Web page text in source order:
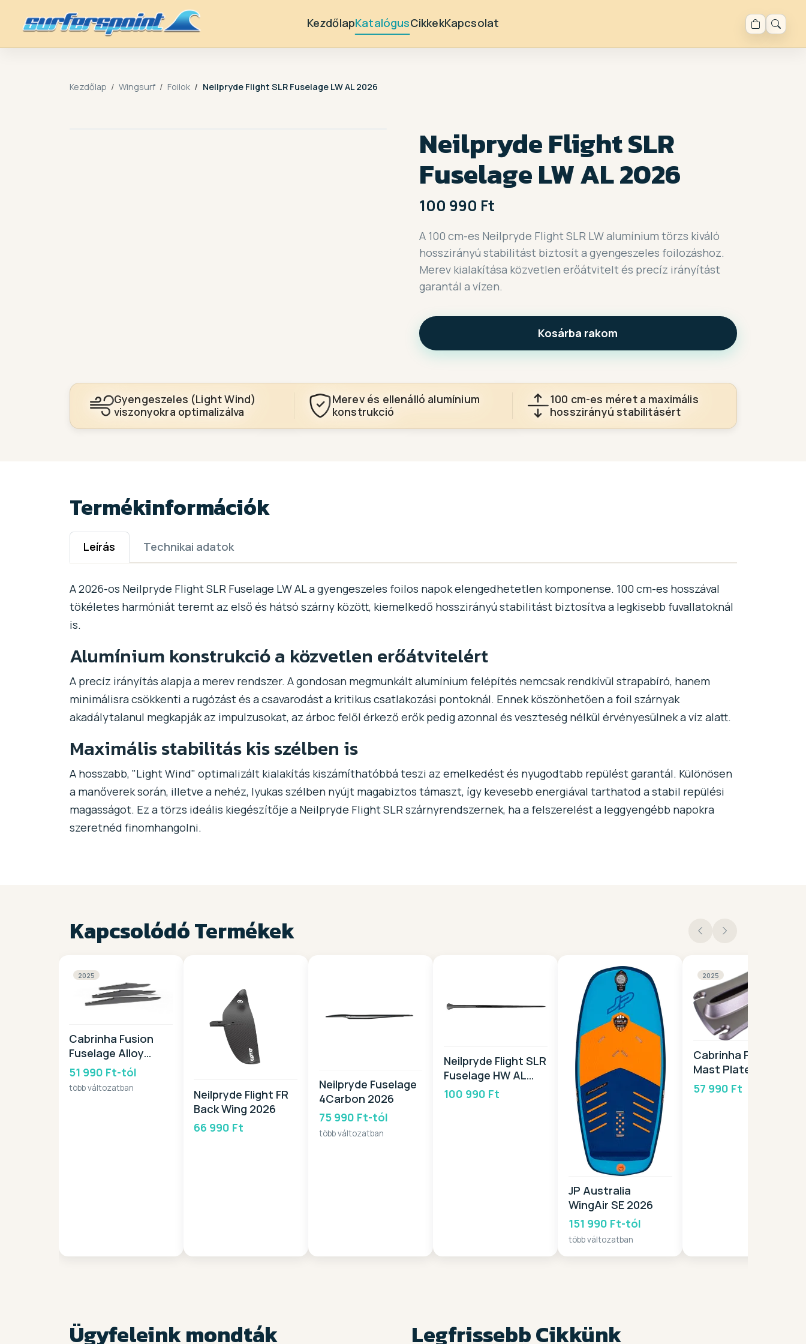
KezdőlapKatalógusCikkekKapcsolat
Kezdőlap Wingsurf Foilok Neilpryde Flight SLR Fuselage LW AL 2026
Neilpryde Flight SLR
Fuselage LW AL 2026
100 990 Ft
A 100 cm-es Neilpryde Flight SLR LW alumínium törzs kiváló
hosszirányú stabilitást biztosít a gyengeszeles foilozáshoz.
Merev kialakítása közvetlen erőátvitelt és precíz irányítást
garantál a vízen.
Kosárba rakom
Gyengeszeles (Light Wind)
viszonyokra optimalizálva
Merev és ellenálló alumínium
konstrukció
100 cm-es méret a maximális
hosszirányú stabilitásért
Termékinformációk
Leírás Technikai adatok
A 2026-os Neilpryde Flight SLR Fuselage LW AL a gyengeszeles foilos napok elengedhetetlen komponense. 100 cm-es hosszával
tökéletes harmóniát teremt az első és hátsó szárny között, kiemelkedő hosszirányú stabilitást biztosítva a legkisebb fuvallatoknál
is.
Alumínium konstrukció a közvetlen erőátvitelért
A precíz irányítás alapja a merev rendszer. A gondosan megmunkált alumínium felépítés nemcsak rendkívül strapabíró, hanem
minimálisra csökkenti a rugózást és a csavarodást a kritikus csatlakozási pontoknál. Ennek köszönhetően a foil szárnyak
akadálytalanul megkapják az impulzusokat, az árboc felől érkező erők pedig azonnal és veszteség nélkül érvényesülnek a víz alatt.
Maximális stabilitás kis szélben is
A hosszabb, "Light Wind" optimalizált kialakítás kiszámíthatóbbá teszi az emelkedést és nyugodtabb repülést garantál. Különösen
a manőverek során, illetve a nehéz, lyukas szélben nyújt magabiztos támaszt, így kevesebb energiával tarthatod a stabil repülési
magasságot. Ez a törzs ideális kiegészítője a Neilpryde Flight SLR szárnyrendszernek, ha a felszerelést a leggyengébb napokra
szeretnéd finomhangolni.
Kapcsolódó Termékek
2025
Cabrinha Fusion
Fuselage Alloy
2025
51 990 Ft-tól
több változatban
Neilpryde Flight FR
Back Wing 2026
66 990 Ft
Neilpryde Fuselage
4Carbon 2026
75 990 Ft-tól
több változatban
Neilpryde Flight SLR
Fuselage HW AL
2026
100 990 Ft
JP Australia
WingAir SE 2026
151 990 Ft-tól
több változatban
2025
Cabrinha Forged
Mast Plate Socket
2025
57 990 Ft
Ügyfeleink mondták Legfrissebb Cikkünk